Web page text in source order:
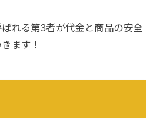
れる第3者が代金と商品の安全
ます！